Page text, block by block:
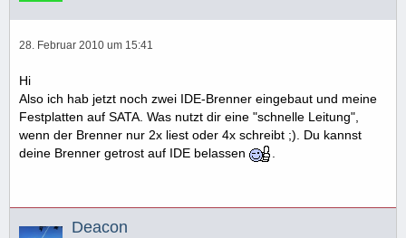
28. Februar 2010 um 15:41
Hi
Also ich hab jetzt noch zwei IDE-Brenner eingebaut und meine
Festplatten auf SATA. Was nutzt dir eine "schnelle Leitung",
wenn der Brenner nur 2x liest oder 4x schreibt ;). Du kannst
deine Brenner getrost auf IDE belassen
Deacon